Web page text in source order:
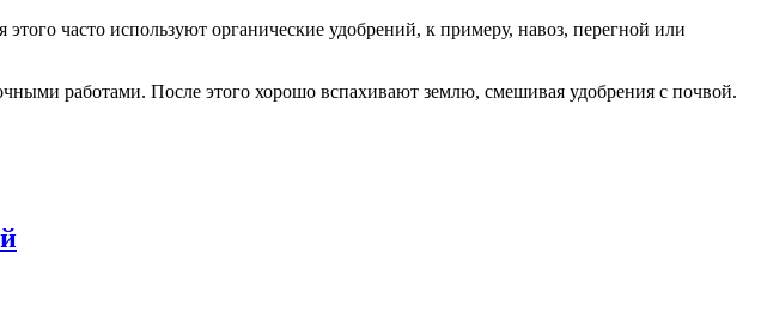
часто используют органические удобрений, к примеру, навоз, перегной или
работами. После этого хорошо вспахивают землю, смешивая удобрения с почвой.